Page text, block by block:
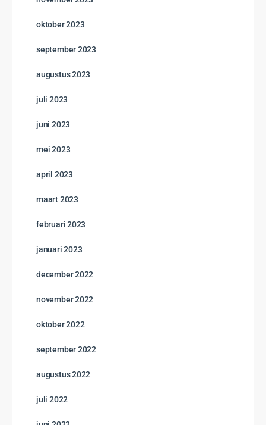
oktober 2023
september 2023
augustus 2023
juli 2023
juni 2023
mei 2023
april 2023
maart 2023
februari 2023
januari 2023
december 2022
november 2022
oktober 2022
september 2022
augustus 2022
juli 2022